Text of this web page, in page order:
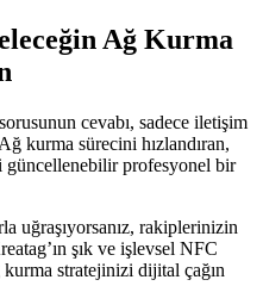
Ağ Kurma
sorusunun cevabı, sadece iletişim
kurma sürecini hızlandıran,
güncellenebilir profesyonel bir
uğraşıyorsanız, rakiplerinizin
şık ve işlevsel NFC
stratejinizi dijital çağın